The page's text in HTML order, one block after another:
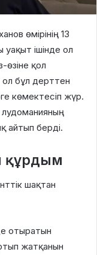
өмірінің 13
уақыт ішінде ол
өзіне қол
ол бұл дерттен
көмектесіп жүр.
айтып берді.
құрдым
шақтан
отыратын
жатқанын